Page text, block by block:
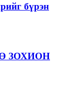
бүрэн
ЗОХИОН